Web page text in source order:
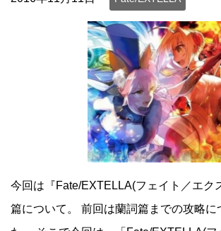
今回は『Fate/EXTELLA(フェイト／エク
篇について。 前回は蘭詞篇までの攻略に